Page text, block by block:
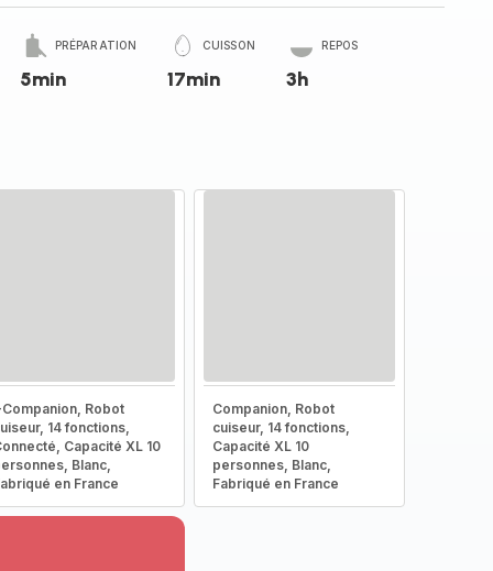
PRÉPARATION
5min
CUISSON
17min
REPOS
3h
Robot
14 fonctions,
Capacité XL 10
Blanc,
en France
Companion, Robot
cuiseur, 14 fonctions,
Capacité XL 10
personnes, Blanc,
Fabriqué en France